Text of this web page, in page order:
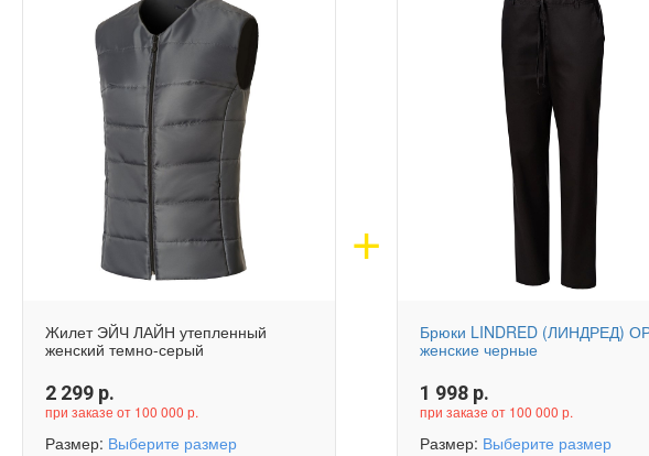
Жилет ЭЙЧ ЛАЙН утепленный
женский темно-серый
2 299 р.
при заказе от 100 000 р.
Размер: Выберите размер
Брюки LINDRED (ЛИНДРЕД)
женские черные
1 998р.
при заказе от 100 000 р.
Размер: Выберите размер